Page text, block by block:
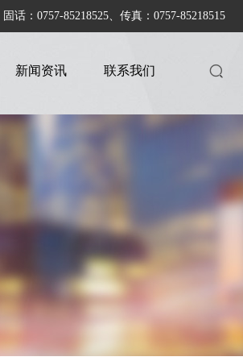
固话：0757-85218525、传真：0757-85218515
新闻资讯 联系我们